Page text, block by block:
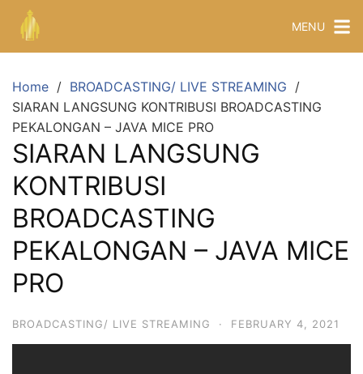
MENU
Home
BROADCASTING/ LIVE STREAMING
SIARAN LANGSUNG KONTRIBUSI BROADCASTING
PEKALONGAN – JAVA MICE PRO
SIARAN LANGSUNG
KONTRIBUSI
BROADCASTING
PEKALONGAN – JAVA MICE
PRO
BROADCASTING/ LIVE STREAMING · FEBRUARY 4, 2021